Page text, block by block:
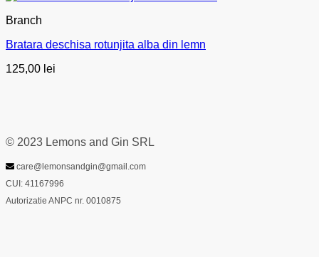
Branch
Bratara deschisa rotunjita alba din lemn
125,00 lei
© 2023 Lemons and Gin SRL
care@lemonsandgin@gmail.com
CUI: 41167996
Autorizatie ANPC nr. 0010875